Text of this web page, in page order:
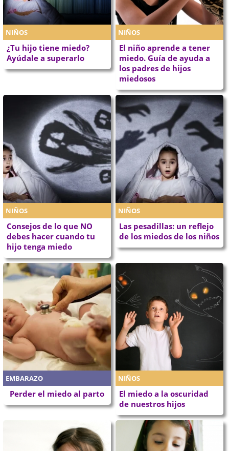
NIÑOS
¿Tu hijo tiene miedo?
Ayúdale a superarlo
NIÑOS
El niño aprende a tener
miedo. Guía de ayuda a
los padres de hijos
miedosos
NIÑOS
Consejos de lo que NO
debes hacer cuando tu
hijo tenga miedo
NIÑOS
Las pesadillas: un reflejo
de los miedos de los niños
EMBARAZO
Perder el miedo al parto
NIÑOS
El miedo a la oscuridad
de nuestros hijos